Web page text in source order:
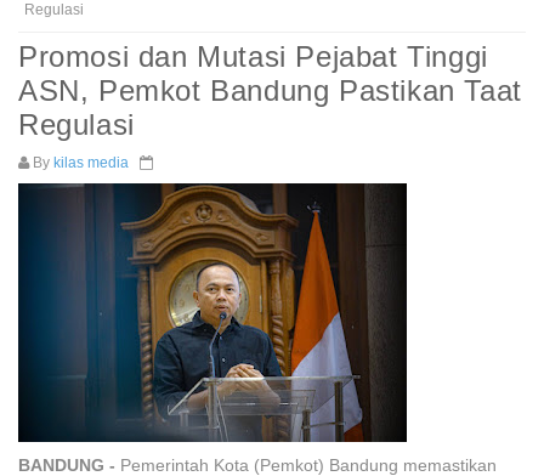
Regulasi
Promosi dan Mutasi Pejabat Tinggi
ASN, Pemkot Bandung Pastikan Taat
Regulasi
By kilas media
BANDUNG - Pemerintah Kota (Pemkot) Bandung memastikan